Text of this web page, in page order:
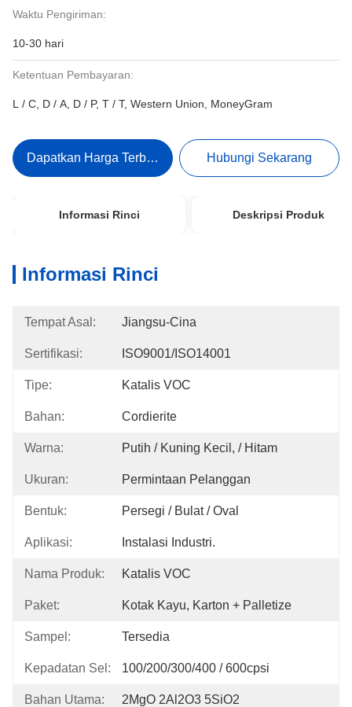
Waktu Pengiriman:
10-30 hari
Ketentuan Pembayaran:
L / C, D / A, D / P, T / T, Western Union, MoneyGram
Dapatkan Harga Terbaik Hubungi Sekarang
Informasi Rinci Deskripsi Produk
Informasi Rinci
Tempat Asal: Jiangsu-Cina
Sertifikasi: ISO9001/ISO14001
Tipe: Katalis VOC
Bahan: Cordierite
Warna: Putih / Kuning Kecil, / Hitam
Ukuran: Permintaan Pelanggan
Bentuk: Persegi / Bulat / Oval
Aplikasi: Instalasi Industri.
Nama Produk: Katalis VOC
Paket: Kotak Kayu, Karton + Palletize
Sampel: Tersedia
Kepadatan Sel: 100/200/300/400 / 600cpsi
Bahan Utama: 2MgO 2Al2O3 5SiO2